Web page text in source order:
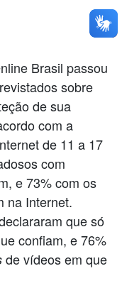
Brasil passou
sobre
de sua
com a
de 11 a 17
com
e 73% com os
na Internet.
que só
confiam, e 76%
de vídeos em que